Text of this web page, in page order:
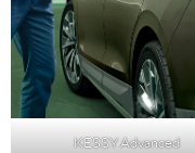
KESSY Advanced